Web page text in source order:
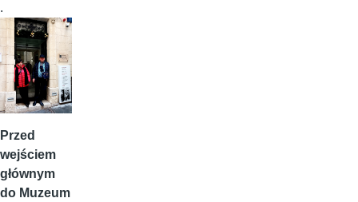
.
Przed
wejściem
głównym
do Muzeum